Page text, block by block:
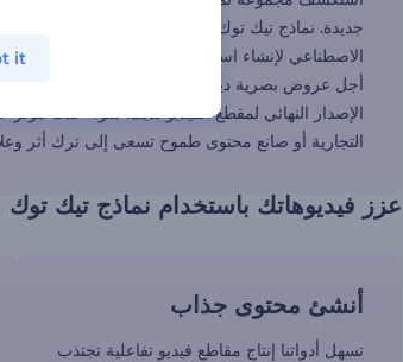
جديدة. نماذج تيك توك لدينا ستغير قواعد اللعبة
الاصطناعي لإنشاء اسم فريد وشعار مميز لعلامتك
أجل عروض بصرية ديناميكية ومحرر الفيديوهات
الإصدار النهائي لمقطع الفيديو لديك. سواء كنت
التجارية أو صانع محتوى طموح تسعى إلى ترك أثر
عزز فيديوهاتك باستخدام نماذج تيك توك
أنشئ محتوى جذاب
تسهل أدواتنا إنتاج مقاطع فيديو تفاعلية تجتذب
it